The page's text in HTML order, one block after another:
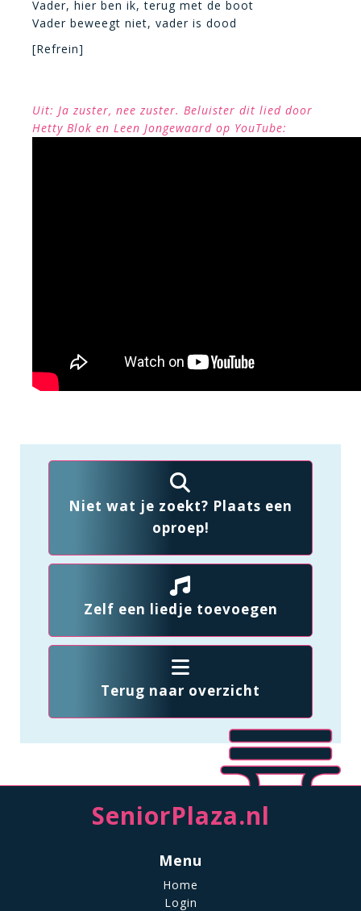
Vader, hier ben ik, terug met de boot
Vader beweegt niet, vader is dood
[Refrein]
Uit: Ja zuster, nee zuster. Beluister dit lied door
Hetty Blok en Leen Jongewaard op YouTube:
Niet wat je zoekt? Plaats een
oproep!
Zelf een liedje toevoegen
Terug naar overzicht
SeniorPlaza.nl
Menu
Home
Login